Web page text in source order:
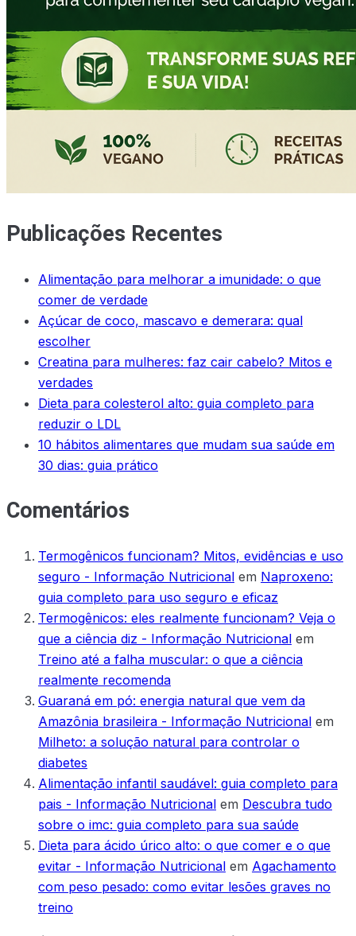
Publicações Recentes
Alimentação para melhorar a imunidade: o que
comer de verdade
Açúcar de coco, mascavo e demerara: qual
escolher
Creatina para mulheres: faz cair cabelo? Mitos e
verdades
Dieta para colesterol alto: guia completo para
reduzir o LDL
10 hábitos alimentares que mudam sua saúde em
30 dias: guia prático
Comentários
Termogênicos funcionam? Mitos, evidências e uso
seguro - Informação Nutricional em Naproxeno:
guia completo para uso seguro e eficaz
Termogênicos: eles realmente funcionam? Veja o
que a ciência diz - Informação Nutricional em
Treino até a falha muscular: o que a ciência
realmente recomenda
Guaraná em pó: energia natural que vem da
Amazônia brasileira - Informação Nutricional em
Milheto: a solução natural para controlar o
diabetes
Alimentação infantil saudável: guia completo para
pais - Informação Nutricional em Descubra tudo
sobre o imc: guia completo para sua saúde
Dieta para ácido úrico alto: o que comer e o que
evitar - Informação Nutricional em Agachamento
com peso pesado: como evitar lesões graves no
treino